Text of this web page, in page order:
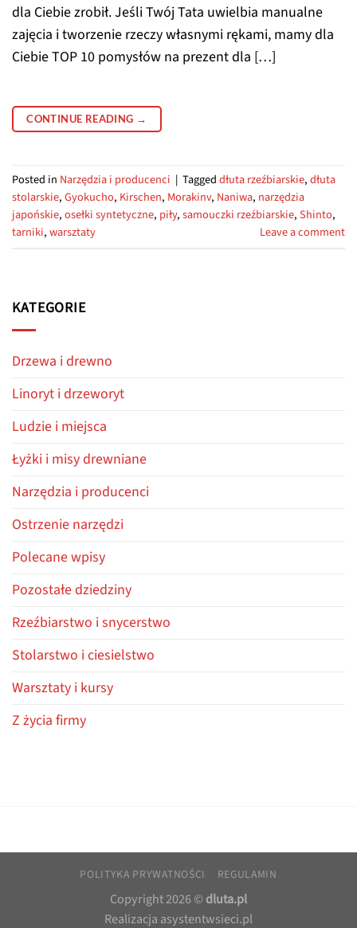
dla Ciebie zrobił. Jeśli Twój Tata uwielbia manualne
zajęcia i tworzenie rzeczy własnymi rękami, mamy dla
Ciebie TOP 10 pomysłów na prezent dla […]
CONTINUE READING →
Posted in Narzędzia i producenci | Taggeddłuta rzeźbiarskie,dłuta
stolarskie,Gyokucho, Kirschen, Morakinv, Naniwa, narzędzia
japońskie,osełki syntetyczne, piły,samouczki rzeźbiarskie,Shinto,
tarniki,warsztaty Leave a comment
KATEGORIE
Drzewa i drewno
Linoryt i drzeworyt
Ludzie i miejsca
Łyżki i misy drewniane
Narzędzia i producenci
Ostrzenie narzędzi
Polecane wpisy
Pozostałe dziedziny
Rzeźbiarstwo i snycerstwo
Stolarstwo i ciesielstwo
Warsztaty i kursy
Z życia firmy
POLITYKA PRYWATNOŚCI REGULAMIN
Copyright 2026 © dluta.pl
Realizacja asystentwsieci.pl